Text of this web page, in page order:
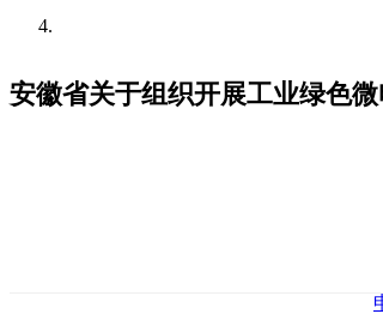
安徽省关于组织开展工业绿色